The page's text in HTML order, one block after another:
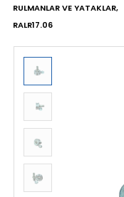
RULMANLAR VE YATAKLAR,
RALR17.06